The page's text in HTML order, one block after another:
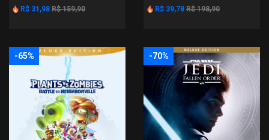
R$ 31,98 R$ 159,90
R$ 39,78 R$ 198,90
-65% -70%